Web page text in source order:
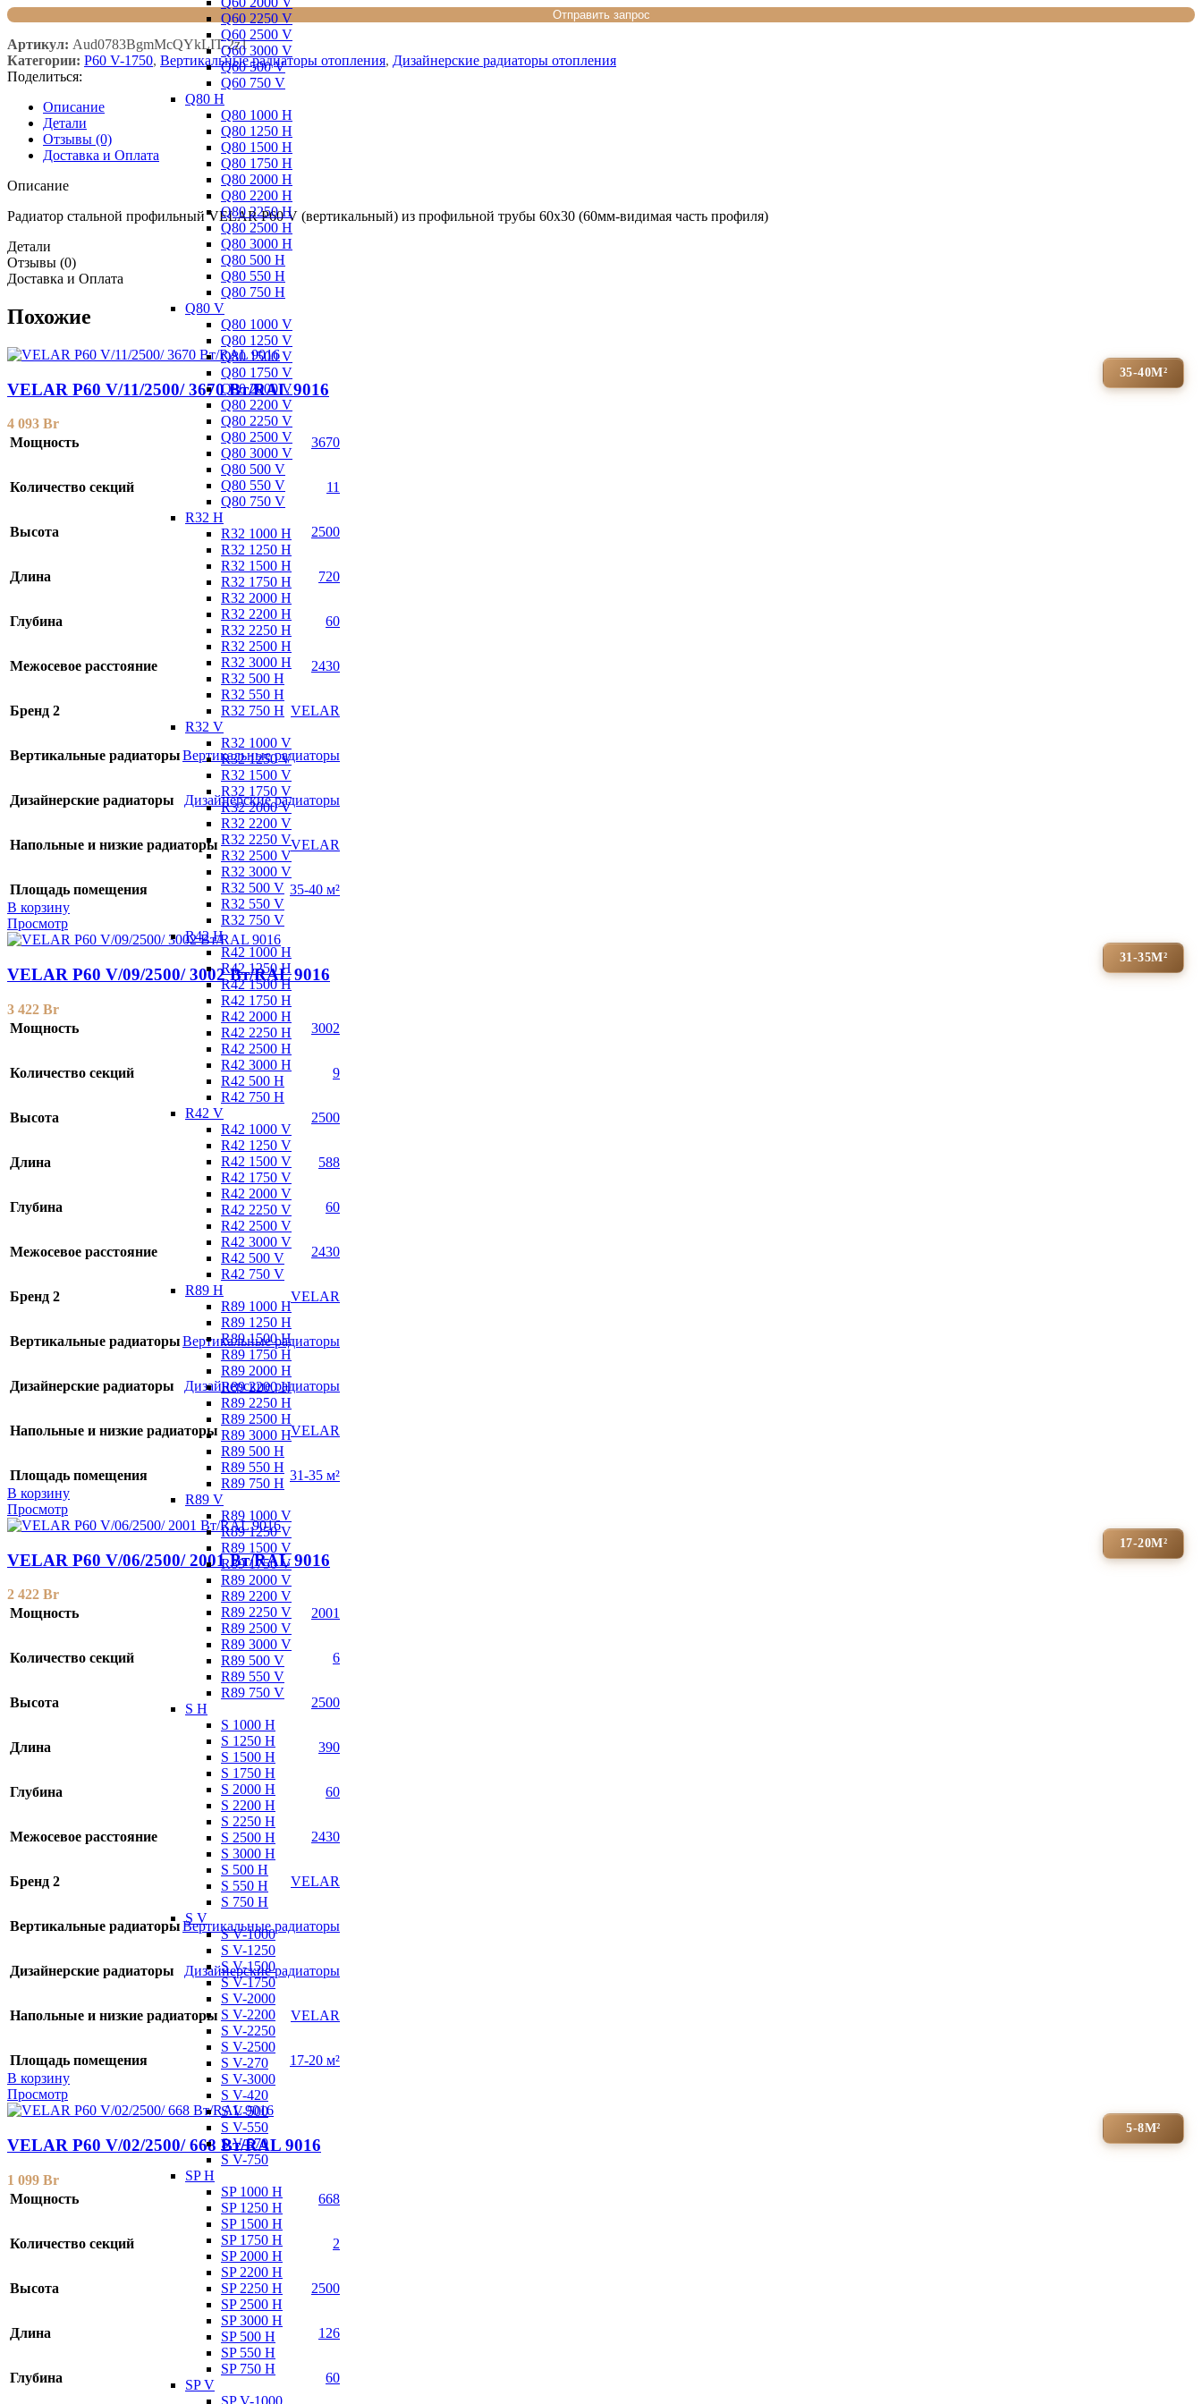
Q60 2250 V
Q60 2500 V
Q60 3000 V
Q60 500 V
Q60 750 V
Q80 H
Q80 1000 H
Q80 1250 H
Q80 1500 H
Q80 1750 H
Q80 2000 H
Q80 2200 H
Q80 2250 H
Q80 2500 H
Q80 3000 H
Q80 500 H
Q80 550 H
Q80 750 H
Q80 V
Q80 1000 V
Q80 1250 V
Q80 1500 V
Q80 1750 V
Q80 2000 V
Q80 2200 V
Q80 2250 V
Q80 2500 V
Q80 3000 V
Q80 500 V
Q80 550 V
Q80 750 V
R32 H
R32 1000 H
R32 1250 H
R32 1500 H
R32 1750 H
R32 2000 H
R32 2200 H
R32 2250 H
R32 2500 H
R32 3000 H
R32 500 H
R32 550 H
R32 750 H
R32 V
R32 1000 V
R32 1250 V
R32 1500 V
R32 1750 V
R32 2000 V
R32 2200 V
R32 2250 V
R32 2500 V
R32 3000 V
R32 500 V
R32 550 V
R32 750 V
R42 H
R42 1000 H
R42 1250 H
R42 1500 H
R42 1750 H
R42 2000 H
R42 2250 H
R42 2500 H
R42 3000 H
R42 500 H
R42 750 H
R42 V
R42 1000 V
R42 1250 V
R42 1500 V
R42 1750 V
R42 2000 V
R42 2250 V
R42 2500 V
R42 3000 V
R42 500 V
R42 750 V
R89 H
R89 1000 H
R89 1250 H
R89 1500 H
R89 1750 H
R89 2000 H
R89 2200 H
R89 2250 H
R89 2500 H
R89 3000 H
R89 500 H
R89 550 H
R89 750 H
R89 V
R89 1000 V
R89 1250 V
R89 1500 V
R89 1750 V
R89 2000 V
R89 2200 V
R89 2250 V
R89 2500 V
R89 3000 V
R89 500 V
R89 550 V
R89 750 V
S H
S 1000 H
S 1250 H
S 1500 H
S 1750 H
S 2000 H
S 2200 H
S 2250 H
S 2500 H
S 3000 H
S 500 H
S 550 H
S 750 H
S V
S V-1000
S V-1250
S V-1500
S V-1750
S V-2000
S V-2200
S V-2250
S V-2500
S V-270
S V-3000
S V-420
S V-500
S V-550
S V-570
S V-750
SP H
SP 1000 H
SP 1250 H
SP 1500 H
SP 1750 H
SP 2000 H
SP 2200 H
SP 2250 H
SP 2500 H
SP 3000 H
SP 500 H
SP 550 H
SP 750 H
SP V
SP V-1000
Артикул: Aud0783BgmMcQYkLIT-2z1
Категории: P60 V-1750, Вертикальные радиаторы отопления, Дизайнерские радиаторы отопления
Поделиться:
Описание
Детали
Отзывы (0)
Доставка и Оплата
Описание
Радиатор стальной профильный VELAR P60 V (вертикальный) из профильной трубы 60х30 (60мм-видимая часть профиля)
Детали
Отзывы (0)
Доставка и Оплата
Похожие
35-40М²
VELAR P60 V/11/2500/ 3670 Bт/RAL 9016
4 093 Br
Мощность
3670
Количество секций 11
Высота 2500
Длина 720
Глубина 60
Межосевое расстояние 2430
Бренд 2 VELAR
Вертикальные радиаторыВертикальные радиаторы
Дизайнерские радиаторы Дизайнерские радиаторы
Напольные и низкие радиаторы VELAR
Площадь помещения
35-40 м²
В корзину
Просмотр
31-35М²
VELAR P60 V/09/2500/ 3002 Bт/RAL 9016
3 422 Br
Мощность
3002
Количество секций 9
Высота 2500
Длина 588
Глубина 60
Межосевое расстояние 2430
Бренд 2 VELAR
Вертикальные радиаторыВертикальные радиаторы
Дизайнерские радиаторы Дизайнерские радиаторы
Напольные и низкие радиаторы VELAR
Площадь помещения
31-35 м²
В корзину
Просмотр
17-20М²
VELAR P60 V/06/2500/ 2001 Bт/RAL 9016
2 422 Br
Мощность
2001
Количество секций 6
Высота 2500
Длина 390
Глубина 60
Межосевое расстояние 2430
Бренд 2 VELAR
Вертикальные радиаторыВертикальные радиаторы
Дизайнерские радиаторы Дизайнерские радиаторы
Напольные и низкие радиаторы VELAR
Площадь помещения
17-20 м²
В корзину
Просмотр
5-8М²
VELAR P60 V/02/2500/ 668 Bт/RAL 9016
1 099 Br
Мощность
668
Количество секций 2
Высота 2500
Длина 126
Глубина 60